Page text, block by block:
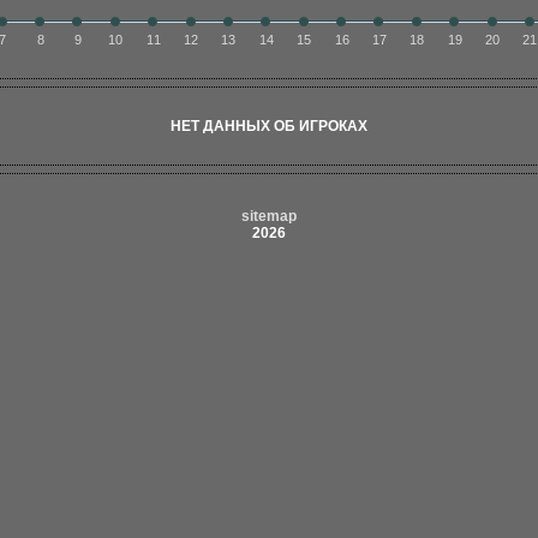
7 8 9 10 11 12 13 14 15 16 17 18 19 20 21
НЕТ ДАННЫХ ОБ ИГРОКАХ
sitemap
2026